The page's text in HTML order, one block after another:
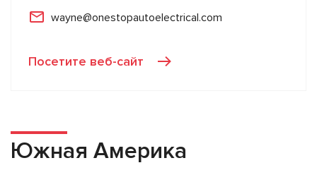
wayne@onestopautoelectrical.com
Посетите веб-сайт
Южная Америка